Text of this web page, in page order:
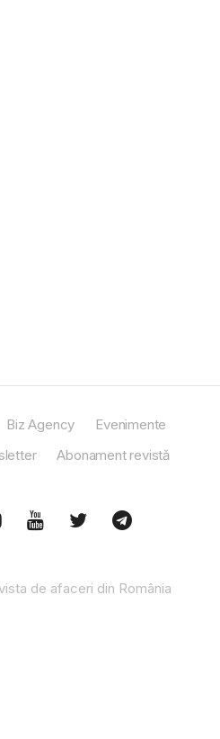
Biz Agency
Evenimente
Abonament revistă
de afaceri din România